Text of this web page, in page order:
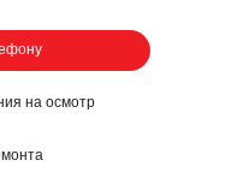
на осмотр